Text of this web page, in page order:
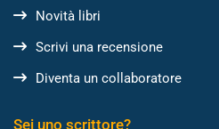
Novità libri
Scrivi una recensione
Diventa un collaboratore
Sei uno scrittore?